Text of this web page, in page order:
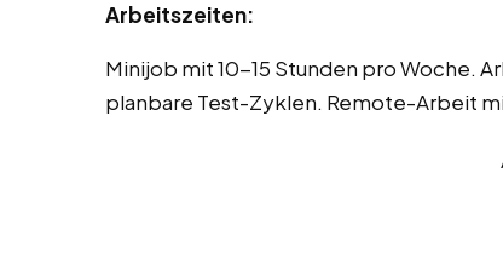
Arbeitszeiten:
Minijob mit 10-15 Stunden pro Woche.
planbare Test-Zyklen. Remote-Arbeit